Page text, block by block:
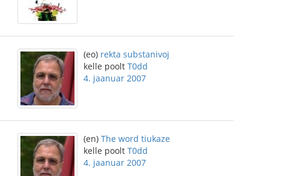
(eo) rekta substanivoj
kelle poolt T0dd
4. jaanuar 2007
(en) The word tiukaze
kelle poolt T0dd
4. jaanuar 2007